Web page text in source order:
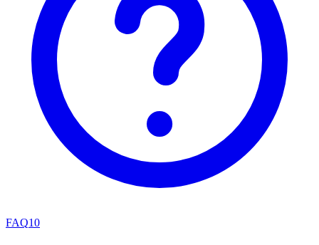
FAQ10